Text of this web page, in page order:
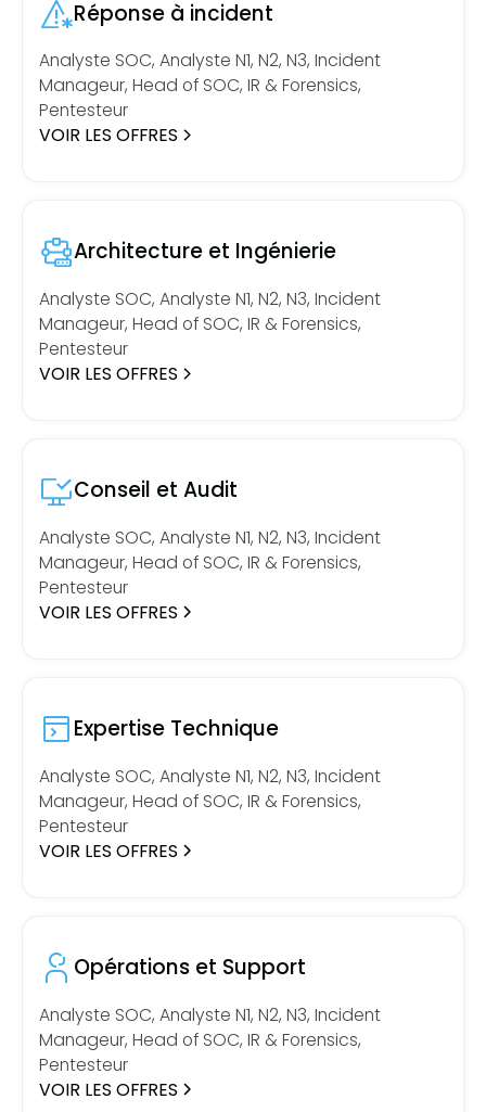
Réponse à incident
Analyste SOC, Analyste N1, N2, N3, Incident
Manageur, Head of SOC, IR & Forensics,
Pentesteur
VOIR LES OFFRES
Architecture et Ingénierie
Analyste SOC, Analyste N1, N2, N3, Incident
Manageur, Head of SOC, IR & Forensics,
Pentesteur
VOIR LES OFFRES
Conseil et Audit
Analyste SOC, Analyste N1, N2, N3, Incident
Manageur, Head of SOC, IR & Forensics,
Pentesteur
VOIR LES OFFRES
Expertise Technique
Analyste SOC, Analyste N1, N2, N3, Incident
Manageur, Head of SOC, IR & Forensics,
Pentesteur
VOIR LES OFFRES
Opérations et Support
Analyste SOC, Analyste N1, N2, N3, Incident
Manageur, Head of SOC, IR & Forensics,
Pentesteur
VOIR LES OFFRES